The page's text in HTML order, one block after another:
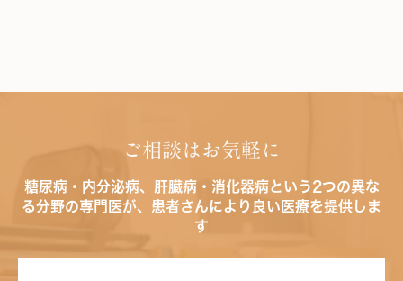
ご相談はお気軽に
糖尿病・内分泌病、肝臓病・消化器病という2つの異な
る分野の専門医が、患者さんにより良い医療を提供しま
す